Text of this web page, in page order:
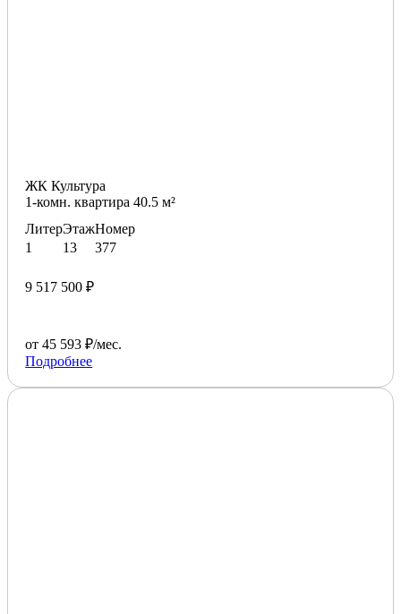
ЖК Культура
1-комн. квартира 40.5 м²
Литер
1
Этаж
13
Номер
377
9 517 500 ₽
от 45 593 ₽/мес.
Подробнее